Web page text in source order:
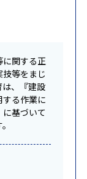
に関する正
等をまじ
、『建設
る作業に
基づいて